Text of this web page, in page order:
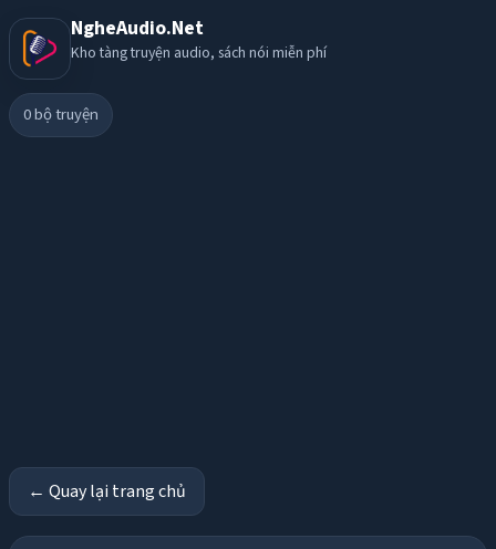
NgheAudio.Net
Kho tàng truyện audio, sách nói miễn phí
0bộ truyện
← Quay lại trang chủ